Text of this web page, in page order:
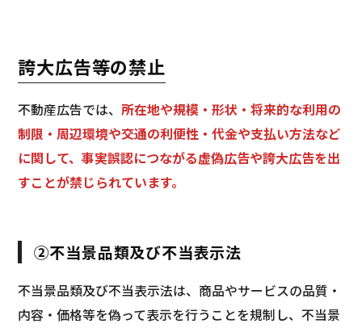
誇大広告等の禁止
不動産広告では、所在地や規模・形状・将来的な利用の
制限・周辺環境や交通の利便性・代金や支払い方法など
に関して、事実誤認につながる虚偽広告や誇大広告を出
すことが禁じられています。
②不当景品類及び不当表示法
不当景品類及び不当表示法は、商品やサービスの品質・
内容・価格等を偽って表示を行うことを規制し、不当景